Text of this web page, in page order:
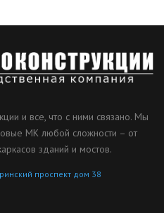
и все, что с ними связано. Мы
МК любой сложности – от
зданий и мостов.
проспект дом 38